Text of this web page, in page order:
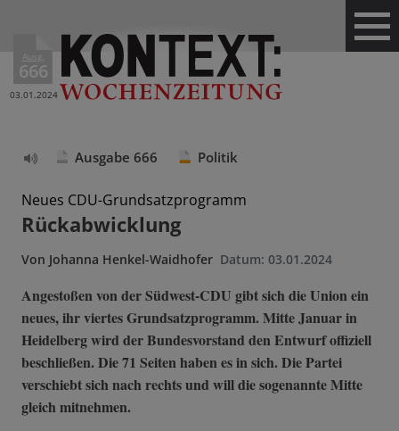
Ausg.
666
03.01.2024
vorlesen
Ausgabe 666 Politik
Neues CDU-Grundsatzprogramm
Rückabwicklung
Von Johanna Henkel-Waidhofer Datum: 03.01.2024
Angestoßen von der Südwest-CDU gibt sich die Union ein
neues, ihr viertes Grundsatzprogramm. Mitte Januar in
Heidelberg wird der Bundesvorstand den Entwurf offiziell
beschließen. Die 71 Seiten haben es in sich. Die Partei
verschiebt sich nach rechts und will die sogenannte Mitte
gleich mitnehmen.